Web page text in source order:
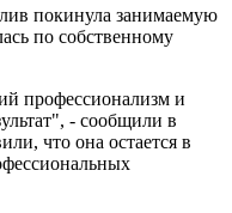
покинула занимаемую
по собственному
профессионализм и
- сообщили в
что она остается в